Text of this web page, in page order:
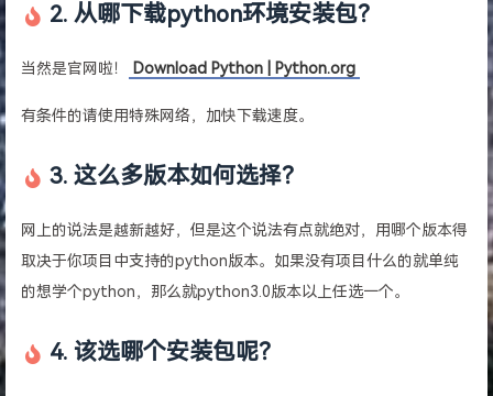
2. 从哪下载python环境安装包？
当然是官网啦！ Download Python | Python.org
有条件的请使用特殊网络，加快下载速度。
3. 这么多版本如何选择？
网上的说法是越新越好，但是这个说法有点就绝对，用哪个版本得
取决于你项目中支持的python版本。如果没有项目什么的就单纯
的想学个python，那么就python3.0版本以上任选一个。
4. 该选哪个安装包呢？